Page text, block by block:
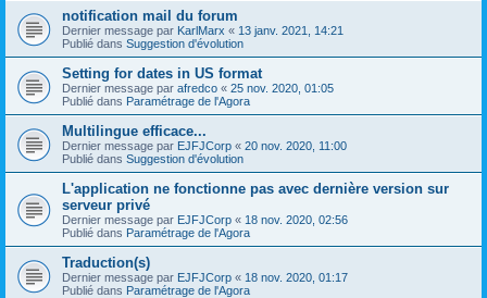
notification mail du forum
Dernier message par KarlMarx « 13 janv. 2021, 14:21
Publié dans Suggestion d'évolution
Setting for dates in US format
Dernier message par afredco « 25 nov. 2020, 01:05
Publié dans Paramétrage de l'Agora
Multilingue efficace...
Dernier message par EJFJCorp « 20 nov. 2020, 11:00
Publié dans Suggestion d'évolution
L'application ne fonctionne pas avec dernière version sur
serveur privé
Dernier message par EJFJCorp « 18 nov. 2020, 02:56
Publié dans Paramétrage de l'Agora
Traduction(s)
Dernier message par EJFJCorp « 18 nov. 2020, 01:17
Publié dans Paramétrage de l'Agora